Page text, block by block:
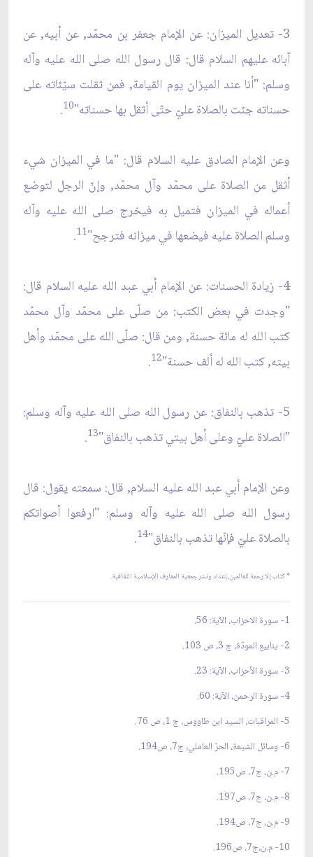
3- تعديل الميزان: عن الإمام جعفر بن محمّد, عن أبيه, عن
آبائه عليهم السلام قال: قال رسول الله صلى الله عليه وآله
وسلم: "أنا عند الميزان يوم القيامة, فمن ثقلت سيّئاته على
حسناته جئت بالصلاة عليّ حتّى أثقل بها حسناته"10
.
وعن الإمام الصادق عليه السلام قال: "ما في الميزان شيء
أثقل من الصلاة على محمّد وآل محمّد, وإنّ الرجل لتوضع
أعماله في الميزان فتميل به فيخرج صلى الله عليه وآله
وسلم الصلاة عليه فيضعها في ميزانه فترجح"11
.
4- زيادة الحسنات: عن الإمام أبي عبد الله عليه السلام قال:
"وجدت في بعض الكتب: من صلّى على محمّد وآل محمّد
كتب الله له مائة حسنة, ومن قال: صلّى الله على محمّد وأهل
بيته, كتب الله له ألف حسنة"12
.
5- تذهب بالنفاق: عن رسول الله صلى الله عليه وآله وسلم:
"الصلاة عليّ وعلى أهل بيتي تذهب بالنفاق"13
.
وعن الإمام أبي عبد الله عليه السلام, قال: سمعته يقول: قال
رسول الله صلى الله عليه وآله وسلم: "ارفعوا أصواتكم
بالصلاة عليّ فإنّها تذهب بالنفاق"14
.
* كتاب إلا رحمة للعالمين، إعداد ونشر جمعية المعارف الإسلامية الثقافية.
1- سورة الاحزاب، الآية: 56.
2- ينابيع المودّة، ج 3، ص 103.
3- سورة الأحزاب، الآية: 23.
4- سورة الرحمن، الآية: 60.
5- المراقبات، السيد ابن طاووس، ج 1، ص 76.
6- وسائل الشيعة، الحرّ العاملي، ج7، ص194.
7- م.ن، ج7، ص195.
8- م.ن، ج7، ص197.
9- م.ن، ج7، ص194.
10- م.ن،ج7، ص196.